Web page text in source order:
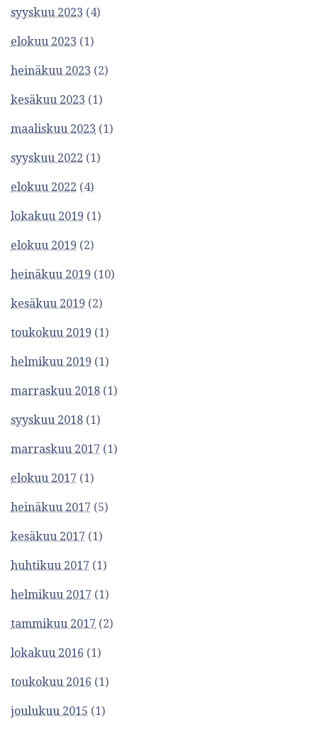
syyskuu 2023 (4)
elokuu 2023 (1)
heinäkuu 2023 (2)
kesäkuu 2023 (1)
maaliskuu 2023 (1)
syyskuu 2022 (1)
elokuu 2022 (4)
lokakuu 2019 (1)
elokuu 2019 (2)
heinäkuu 2019 (10)
kesäkuu 2019 (2)
toukokuu 2019 (1)
helmikuu 2019 (1)
marraskuu 2018 (1)
syyskuu 2018 (1)
marraskuu 2017 (1)
elokuu 2017 (1)
heinäkuu 2017 (5)
kesäkuu 2017 (1)
huhtikuu 2017 (1)
helmikuu 2017 (1)
tammikuu 2017 (2)
lokakuu 2016 (1)
toukokuu 2016 (1)
joulukuu 2015 (1)